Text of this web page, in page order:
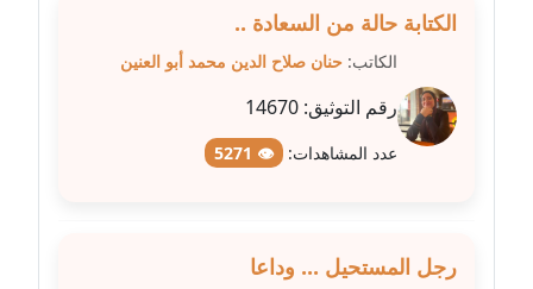
عاملة
مدونة سعيد زعلوك
معلق
مدونة سلوى بدران
عاملة
الكتابة حالة من السعادة ..
الكاتب: حنان صلاح الدين محمد أبو العنين
رقم التوثيق: 14670
عدد المشاهدات: 👁 5271
رجل المستحيل ... وداعا